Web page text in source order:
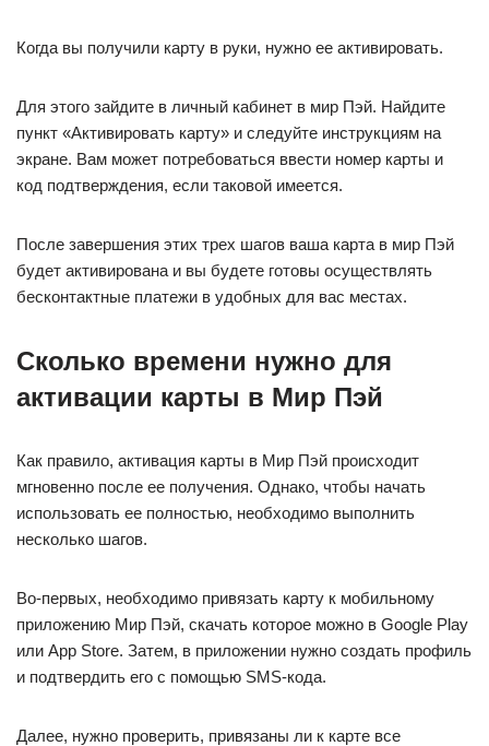
Когда вы получили карту в руки, нужно ее активировать.
Для этого зайдите в личный кабинет в мир Пэй. Найдите
пункт «Активировать карту» и следуйте инструкциям на
экране. Вам может потребоваться ввести номер карты и
код подтверждения, если таковой имеется.
После завершения этих трех шагов ваша карта в мир Пэй
будет активирована и вы будете готовы осуществлять
бесконтактные платежи в удобных для вас местах.
Сколько времени нужно для
активации карты в Мир Пэй
Как правило, активация карты в Мир Пэй происходит
мгновенно после ее получения. Однако, чтобы начать
использовать ее полностью, необходимо выполнить
несколько шагов.
Во-первых, необходимо привязать карту к мобильному
приложению Мир Пэй, скачать которое можно в Google Play
или App Store. Затем, в приложении нужно создать профиль
и подтвердить его с помощью SMS-кода.
Далее, нужно проверить, привязаны ли к карте все